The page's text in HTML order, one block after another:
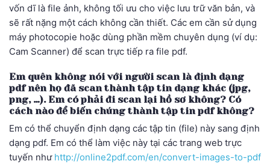
vốn dĩ là file ảnh, không tối ưu cho việc lưu trữ văn bản, và
sẽ rất nặng một cách không cần thiết. Các em cần sử dụng
máy photocopie hoặc dùng phần mềm chuyên dụng (ví dụ:
Cam Scanner) để scan trực tiếp ra file pdf.
Em quên không nói với người scan là định dạng
pdf nên họ đã scan thành tập tin dạng khác (jpg,
png, …). Em có phải đi scan lại hồ sơ không? Có
cách nào để biến chúng thành tập tin pdf không?
Em có thể chuyển định dạng các tập tin (file) này sang định
dạng pdf. Em có thể làm việc này tại các trang web trực
tuyến như http://online2pdf.com/en/convert-images-to-pdf